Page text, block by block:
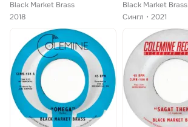
Black Market Brass
2018
Black Market Brass
Сингл
2021